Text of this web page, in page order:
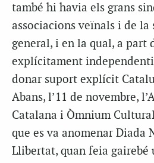
també hi havia els grans
associacions veïnals i de
general, i en la qual, a part
explícitament
donar suport explícit
Abans, l’11 de novembre,
Catalana i Òmnium
que es va anomenar Diada
Llibertat, quan feia gairebé